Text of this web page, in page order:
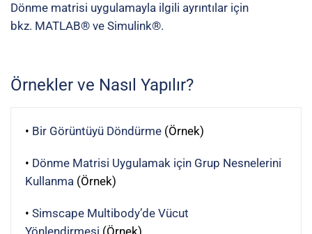
Dönme matrisi uygulamayla ilgili ayrıntılar için
bkz. MATLAB® ve Simulink®.
Örnekler ve Nasıl Yapılır?
• Bir Görüntüyü Döndürme (Örnek)
• Dönme Matrisi Uygulamak için Grup Nesnelerini
Kullanma (Örnek)
• Simscape Multibody’de Vücut
Yönlendirmesi (Örnek)